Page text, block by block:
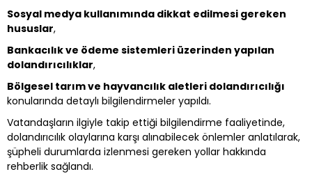
Sosyal medya kullanımında dikkat edilmesi gereken
hususlar,
Bankacılık ve ödeme sistemleri üzerinden yapılan
dolandırıcılıklar,
Bölgesel tarım ve hayvancılık aletleri dolandırıcılığı
konularında detaylı bilgilendirmeler yapıldı.
Vatandaşların ilgiyle takip ettiği bilgilendirme faaliyetinde,
dolandırıcılık olaylarına karşı alınabilecek önlemler anlatılarak,
şüpheli durumlarda izlenmesi gereken yollar hakkında
rehberlik sağlandı.